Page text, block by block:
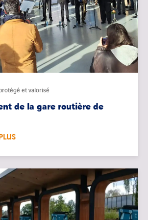
et valorisé
de la gare routière de